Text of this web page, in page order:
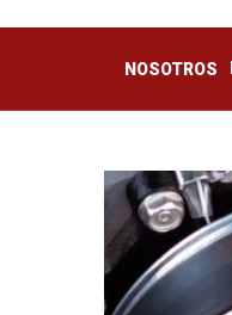
NOSOTROS